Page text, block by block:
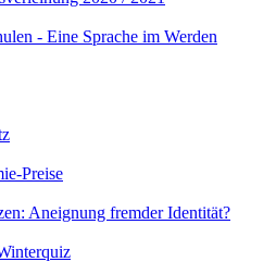
- Eine Sprache im Werden
Preise
Aneignung fremder Identität?